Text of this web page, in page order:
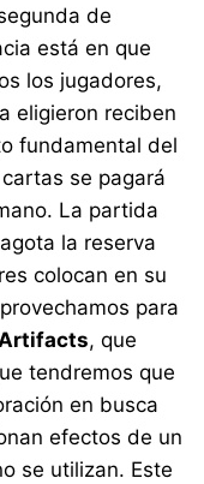
de
está en que
los jugadores,
eligieron reciben
fundamental del
se pagará
La partida
la reserva
colocan en su
para
, que
tendremos que
en busca
efectos de un
se utilizan. Este